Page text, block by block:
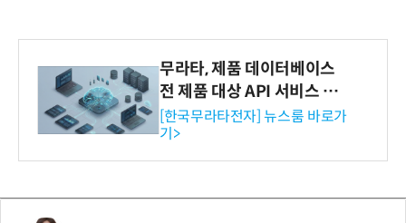
무라타, 제품 데이터베이스
전 제품 대상 API 서비스 제
공…73개 제품 카테고리로
확대
[한국무라타전자] 뉴스룸 바로가
기>